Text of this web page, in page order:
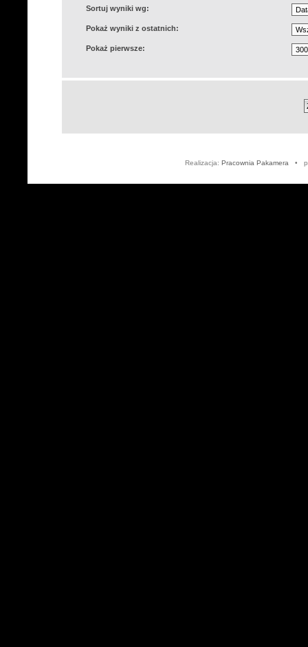
Sortuj wyniki wg:
Pokaż wyniki z ostatnich:
Pokaż pierwsze:
Realizacja: Pracownia Pakamera •